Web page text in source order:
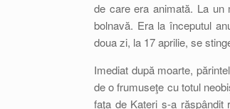
de care era animată. La un
bolnavă. Era la începutul
doua zi, la 17 aprilie, se
Imediat după moarte,
de o frumuseţe cu totul
faţa de Kateri s-a răspândit